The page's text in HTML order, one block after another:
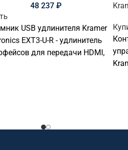
48 237 ₽
USB удлинителя Kramer
EXT3-U-R - удлинитель
для передачи HDMI,
диспетчерских и